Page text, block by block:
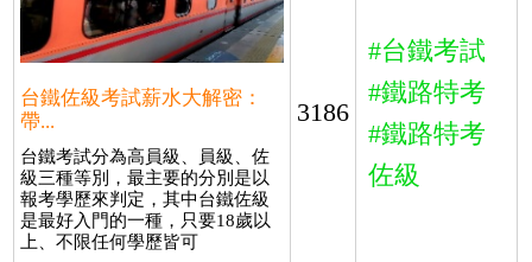
台鐵佐級考試薪水大解密：
帶...
台鐵考試分為高員級、員級、佐
級三種等別，最主要的分別是以
報考學歷來判定，其中台鐵佐級
是最好入門的一種，只要18歲以
上、不限任何學歷皆可
3186
#台鐵考試
#鐵路特考
#鐵路特考
佐級